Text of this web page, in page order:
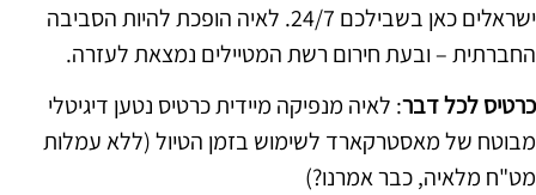
ישראלים כאן בשבילכם 24/7. לאיה הופכת להיות הסביבה
החברתית – ובעת חירום רשת המטיילים נמצאת לעזרה.
כרטיס לכל דבר: לאיה מנפיקה מיידית כרטיס נטען דיגיטלי
מבוטח של מאסטרקארד לשימוש בזמן הטיול (ללא עמלות
מט"ח מלאיה, כבר אמרנו?)